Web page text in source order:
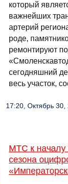
который
важнейших
артерий
роде,
ремонтируют
сегодняшний
весь участок,
17:20, Октябрь
МТС к началу
сезона